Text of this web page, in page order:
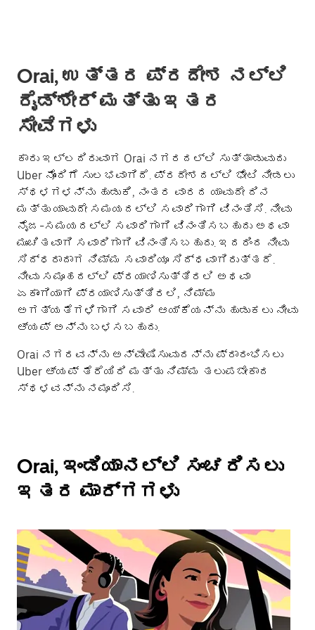
Orai, ಉತ್ತರ ಪ್ರದೇಶ ನಲ್ಲಿ
ರೈಡ್‌ಶೇರ್ ಮತ್ತು ಇತರ
ಸೇವೆಗಳು
ಕಾರು ಇಲ್ಲದಿರುವಾಗ Orai ನಗರದಲ್ಲಿ ಸುತ್ತಾಡುವುದು
Uber ನೊಂದಿಗೆ ಸುಲಭವಾಗಿದೆ. ಪ್ರದೇಶದಲ್ಲಿ ಭೇಟಿ ನೀಡಲು
ಸ್ಥಳಗಳನ್ನು ಹುಡುಕಿ, ನಂತರ ವಾರದ ಯಾವುದೇ ದಿನ
ಮತ್ತು ಯಾವುದೇ ಸಮಯದಲ್ಲಿ ಸವಾರಿಗಾಗಿ ವಿನಂತಿಸಿ. ನೀವು
ನೈಜ-ಸಮಯದಲ್ಲಿ ಸವಾರಿಗಾಗಿ ವಿನಂತಿಸಬಹುದು ಅಥವಾ
ಮುಂಚಿತವಾಗಿ ಸವಾರಿಗಾಗಿ ವಿನಂತಿಸಬಹುದು. ಇದರಿಂದ ನೀವು
ಸಿದ್ಧರಾದಾಗ ನಿಮ್ಮ ಸವಾರಿಯೂ ಸಿದ್ಧವಾಗಿರುತ್ತದೆ.
ನೀವು ಸಮೂಹದಲ್ಲಿ ಪ್ರಯಾಣಿಸುತ್ತಿರಲಿ ಅಥವಾ
ಏಕಾಂಗಿಯಾಗಿ ಪ್ರಯಾಣಿಸುತ್ತಿರಲಿ, ನಿಮ್ಮ
ಅಗತ್ಯತೆಗಳಿಗಾಗಿ ಸವಾರಿ ಆಯ್ಕೆಯನ್ನು ಹುಡುಕಲು ನೀವು
ಆ್ಯಪ್ ಅನ್ನು ಬಳಸಬಹುದು.
Orai ನಗರವನ್ನು ಅನ್ವೇಷಿಸುವುದನ್ನು ಪ್ರಾರಂಭಿಸಲು
Uber ಆ್ಯಪ್ ತೆರೆಯಿರಿ ಮತ್ತು ನಿಮ್ಮ ತಲುಪಬೇಕಾದ
ಸ್ಥಳವನ್ನು ನಮೂದಿಸಿ.
Orai, ಇಂಡಿಯಾನಲ್ಲಿ ಸಂಚರಿಸಲು
ಇತರ ಮಾರ್ಗಗಳು